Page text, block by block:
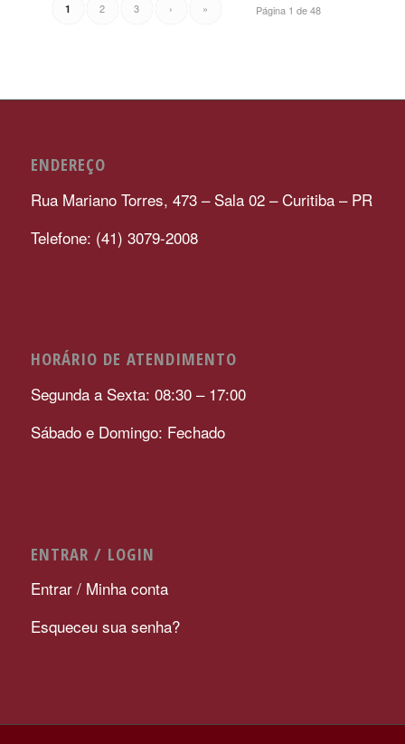
Página 1 de 48
1 2 3 › »
ENDEREÇO
Rua Mariano Torres, 473 – Sala 02 – Curitiba – PR
Telefone: (41) 3079-2008
HORÁRIO DE ATENDIMENTO
Segunda a Sexta: 08:30 – 17:00
Sábado e Domingo: Fechado
ENTRAR / LOGIN
Entrar / Minha conta
Esqueceu sua senha?